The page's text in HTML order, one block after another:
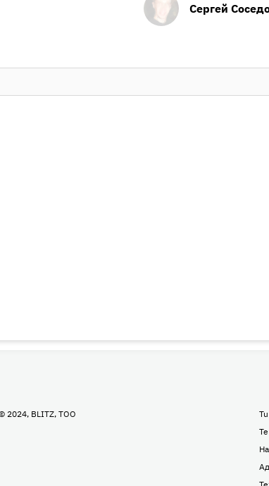
Сергей
2024, BLITZ, TOO